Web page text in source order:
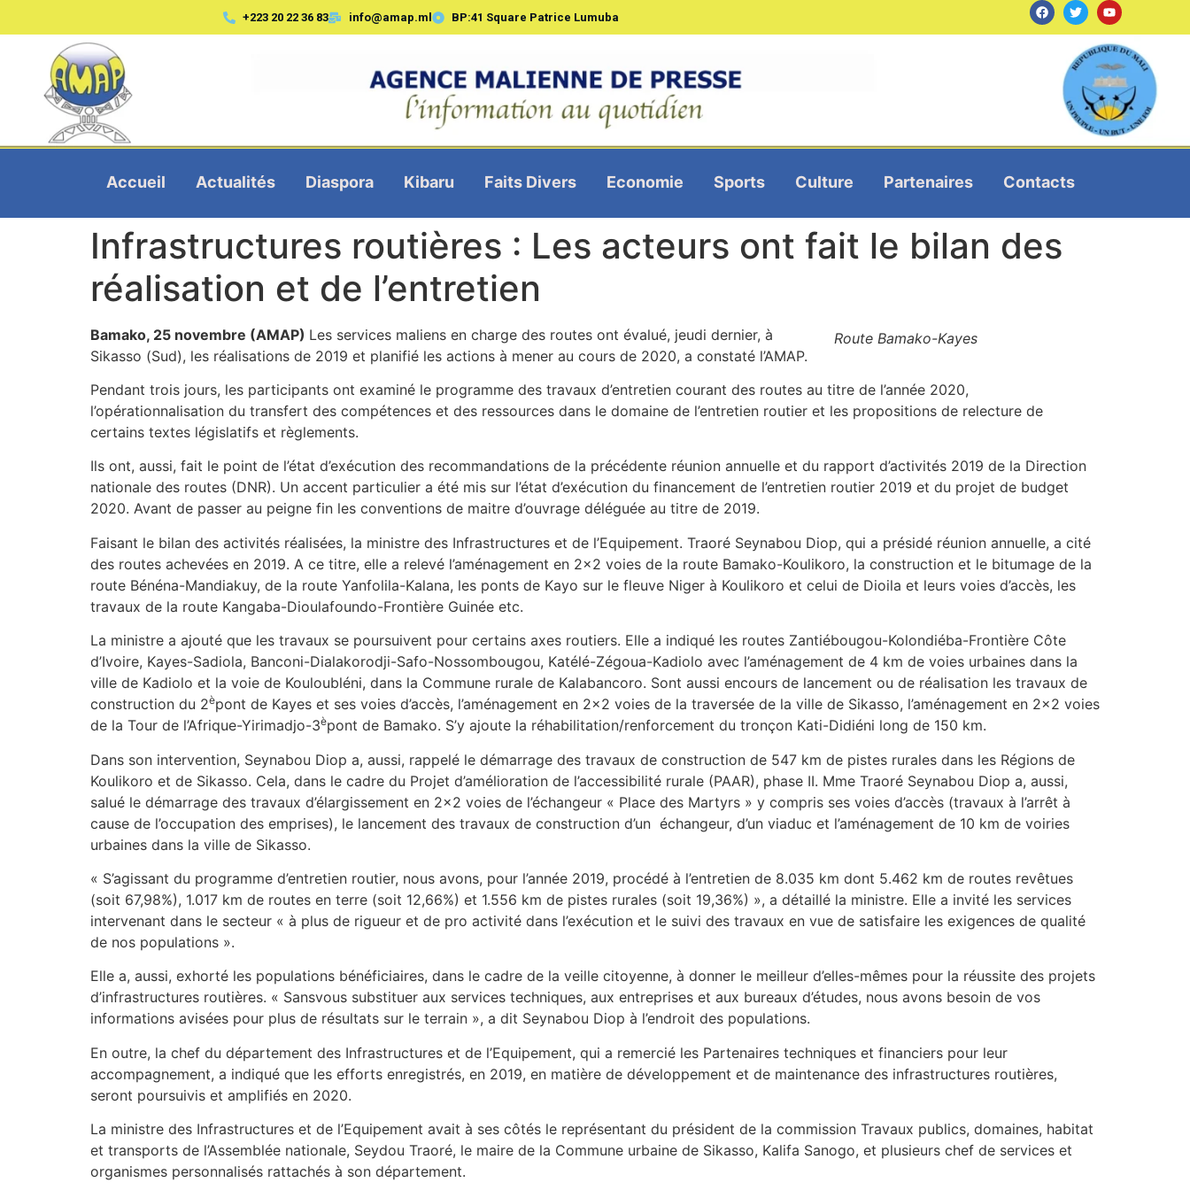
+223 20 22 36 83 info@amap.ml BP:41 Square Patrice Lumuba
Accueil Actualités Diaspora Kibaru Faits Divers Economie Sports Culture Partenaires Contacts
Infrastructures routières : Les acteurs ont fait le bilan des
réalisation et de l’entretien
Route Bamako-Kayes
Bamako, 25 novembre (AMAP) Les services maliens en charge des routes ont évalué, jeudi dernier, à
Sikasso (Sud), les réalisations de 2019 et planifié les actions à mener au cours de 2020, a constaté l’AMAP.
Pendant trois jours, les participants ont examiné le programme des travaux d’entretien courant des routes au titre de l’année 2020,
l’opérationnalisation du transfert des compétences et des ressources dans le domaine de l’entretien routier et les propositions de relecture de
certains textes législatifs et règlements.
Ils ont, aussi, fait le point de l’état d’exécution des recommandations de la précédente réunion annuelle et du rapport d’activités 2019 de la Direction
nationale des routes (DNR). Un accent particulier a été mis sur l’état d’exécution du financement de l’entretien routier 2019 et du projet de budget
2020. Avant de passer au peigne fin les conventions de maitre d’ouvrage déléguée au titre de 2019.
Faisant le bilan des activités réalisées, la ministre des Infrastructures et de l’Equipement. Traoré Seynabou Diop, qui a présidé réunion annuelle, a cité
des routes achevées en 2019. A ce titre, elle a relevé l’aménagement en 2×2 voies de la route Bamako-Koulikoro, la construction et le bitumage de la
route Bénéna-Mandiakuy, de la route Yanfolila-Kalana, les ponts de Kayo sur le fleuve Niger à Koulikoro et celui de Dioila et leurs voies d’accès, les
travaux de la route Kangaba-Dioulafoundo-Frontière Guinée etc.
La ministre a ajouté que les travaux se poursuivent pour certains axes routiers. Elle a indiqué les routes Zantiébougou-Kolondiéba-Frontière Côte
d’Ivoire, Kayes-Sadiola, Banconi-Dialakorodji-Safo-Nossombougou, Katélé-Zégoua-Kadiolo avec l’aménagement de 4 km de voies urbaines dans la
ville de Kadiolo et la voie de Kouloubléni, dans la Commune rurale de Kalabancoro. Sont aussi encours de lancement ou de réalisation les travaux de
construction du 2èpont de Kayes et ses voies d’accès, l’aménagement en 2×2 voies de la traversée de la ville de Sikasso, l’aménagement en 2×2 voies
de la Tour de l’Afrique-Yirimadjo-3èpont de Bamako. S’y ajoute la réhabilitation/renforcement du tronçon Kati-Didiéni long de 150 km.
Dans son intervention, Seynabou Diop a, aussi, rappelé le démarrage des travaux de construction de 547 km de pistes rurales dans les Régions de
Koulikoro et de Sikasso. Cela, dans le cadre du Projet d’amélioration de l’accessibilité rurale (PAAR), phase II. Mme Traoré Seynabou Diop a, aussi,
salué le démarrage des travaux d’élargissement en 2×2 voies de l’échangeur « Place des Martyrs » y compris ses voies d’accès (travaux à l’arrêt à
cause de l’occupation des emprises), le lancement des travaux de construction d’un échangeur, d’un viaduc et l’aménagement de 10 km de voiries
urbaines dans la ville de Sikasso.
« S’agissant du programme d’entretien routier, nous avons, pour l’année 2019, procédé à l’entretien de 8.035 km dont 5.462 km de routes revêtues
(soit 67,98%), 1.017 km de routes en terre (soit 12,66%) et 1.556 km de pistes rurales (soit 19,36%) », a détaillé la ministre. Elle a invité les services
intervenant dans le secteur « à plus de rigueur et de pro activité dans l’exécution et le suivi des travaux en vue de satisfaire les exigences de qualité
de nos populations ».
Elle a, aussi, exhorté les populations bénéficiaires, dans le cadre de la veille citoyenne, à donner le meilleur d’elles-mêmes pour la réussite des projets
d’infrastructures routières. « Sansvous substituer aux services techniques, aux entreprises et aux bureaux d’études, nous avons besoin de vos
informations avisées pour plus de résultats sur le terrain », a dit Seynabou Diop à l’endroit des populations.
En outre, la chef du département des Infrastructures et de l’Equipement, qui a remercié les Partenaires techniques et financiers pour leur
accompagnement, a indiqué que les efforts enregistrés, en 2019, en matière de développement et de maintenance des infrastructures routières,
seront poursuivis et amplifiés en 2020.
La ministre des Infrastructures et de l’Equipement avait à ses côtés le représentant du président de la commission Travaux publics, domaines, habitat
et transports de l’Assemblée nationale, Seydou Traoré, le maire de la Commune urbaine de Sikasso, Kalifa Sanogo, et plusieurs chef de services et
organismes personnalisés rattachés à son département.